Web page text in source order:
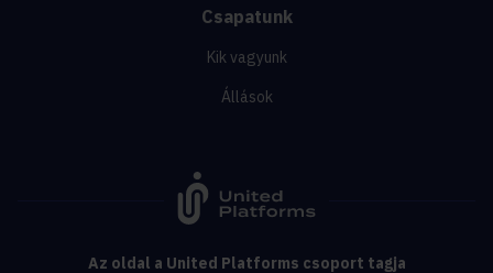
Csapatunk
Kik vagyunk
Állások
Az oldal a United Platforms csoport tagja